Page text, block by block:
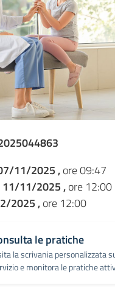
11/2025 ,ore 09:47
11/11/2025 ,ore 12:00
2025 ,ore 12:00
le pratiche
la scrivania personalizzata
e monitora le pratiche